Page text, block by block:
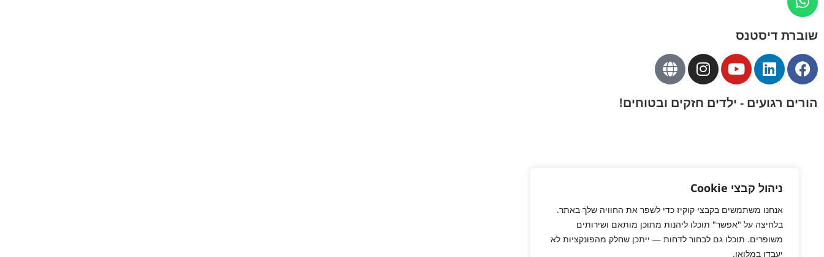
ניהול קבצי Cookie
אנחנו משתמשים בקבצי קוקיז כדי לשפר את החוויה שלך באתר.
בלחיצה על "אפשר" תוכלו ליהנות מתוכן מותאם ושירותים
משופרים. תוכלו גם לבחור לדחות — ייתכן שחלק מהפונקציות לא
יעבדו במלואן.
שוברת דיסטנס
הורים רגועים - ילדים חזקים ובטוחים!